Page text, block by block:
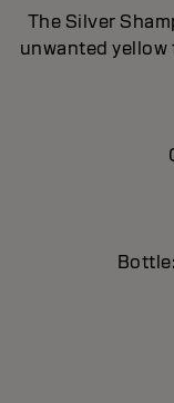
The Silver
unwanted